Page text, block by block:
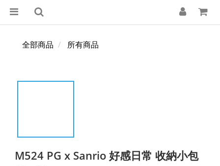
全部商品 所有商品
M524 PG x Sanrio 好感日常 收納小包